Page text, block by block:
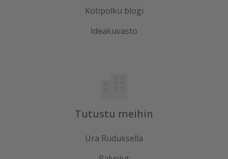
Kotipolku blogi
Ideakuvasto
Tutustu meihin
Ura Ruduksella